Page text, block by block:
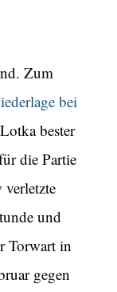
Zum
bei
bester
die Partie
und
Torwart in
gegen